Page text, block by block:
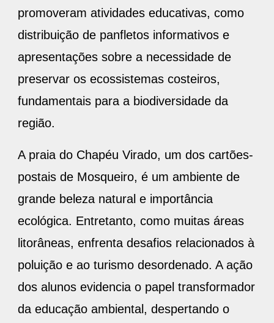
promoveram atividades educativas, como
distribuição de panfletos informativos e
apresentações sobre a necessidade de
preservar os ecossistemas costeiros,
fundamentais para a biodiversidade da
região.
A praia do Chapéu Virado, um dos cartões-
postais de Mosqueiro, é um ambiente de
grande beleza natural e importância
ecológica. Entretanto, como muitas áreas
litorâneas, enfrenta desafios relacionados à
poluição e ao turismo desordenado. A ação
dos alunos evidencia o papel transformador
da educação ambiental, despertando o